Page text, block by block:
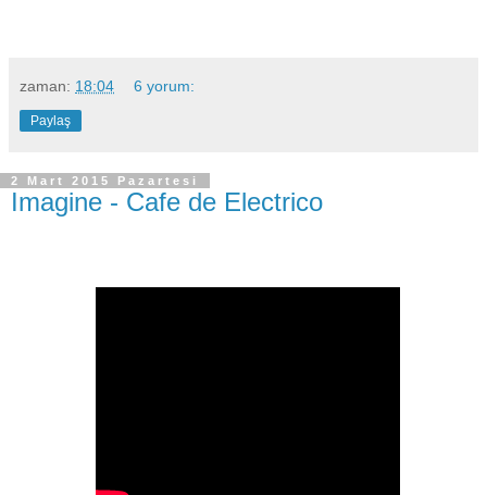
zaman: 18:04 6 yorum:
Paylaş
2 Mart 2015 Pazartesi
Imagine - Cafe de Electrico